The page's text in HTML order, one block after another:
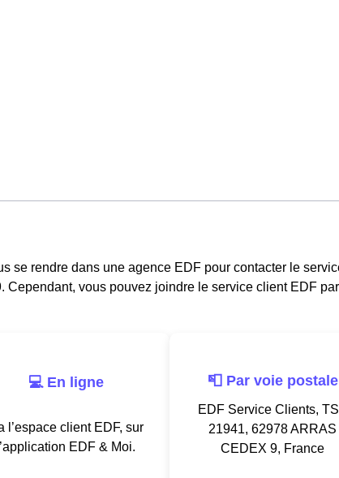
se rendre dans une agence EDF pour contacter le
Cependant, vous pouvez joindre le service client EDF par
💻 En ligne
l’espace client EDF, sur
l’application EDF & Moi.
📮 Par voie postale
EDF Service Clients,
21941, 62978 ARRAS
CEDEX 9, France